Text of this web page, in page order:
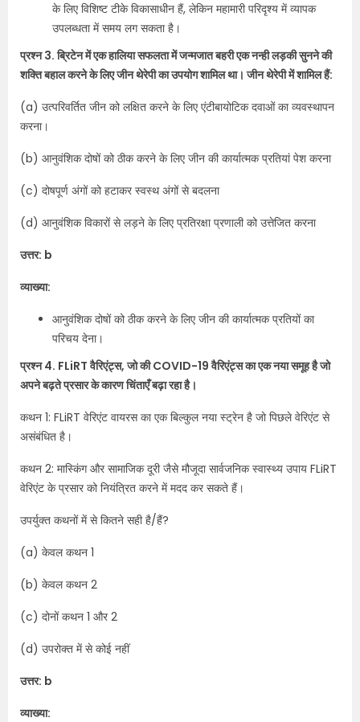
के लिए विशिष्ट टीके विकासाधीन हैं, लेकिन महामारी परिदृश्य में व्यापक
उपलब्धता में समय लग सकता है।
प्रश्न 3. ब्रिटेन में एक हालिया सफलता में जन्मजात बहरी एक नन्ही लड़की सुनने की
शक्ति बहाल करने के लिए जीन थेरेपी का उपयोग शामिल था। जीन थेरेपी में शामिल हैं:
(a) उत्परिवर्तित जीन को लक्षित करने के लिए एंटीबायोटिक दवाओं का व्यवस्थापन
करना।
(b) आनुवंशिक दोषों को ठीक करने के लिए जीन की कार्यात्मक प्रतियां पेश करना
(c) दोषपूर्ण अंगों को हटाकर स्वस्थ अंगों से बदलना
(d) आनुवंशिक विकारों से लड़ने के लिए प्रतिरक्षा प्रणाली को उत्तेजित करना
उत्तर: b
व्याख्या:
आनुवंशिक दोषों को ठीक करने के लिए जीन की कार्यात्मक प्रतियों का
परिचय देना।
प्रश्न 4. FLiRT वैरिएंट्स, जो की COVID-19 वैरिएंट्स का एक नया समूह है जो
अपने बढ़ते प्रसार के कारण चिंताएँ बढ़ा रहा है।
कथन 1: FLiRT वेरिएंट वायरस का एक बिल्कुल नया स्ट्रेन है जो पिछले वेरिएंट से
असंबंधित है।
कथन 2: मास्किंग और सामाजिक दूरी जैसे मौजूदा सार्वजनिक स्वास्थ्य उपाय FLiRT
वेरिएंट के प्रसार को नियंत्रित करने में मदद कर सकते हैं।
उपर्युक्त कथनों में से कितने सही है/हैं?
(a) केवल कथन 1
(b) केवल कथन 2
(c) दोनों कथन 1 और 2
(d) उपरोक्त में से कोई नहीं
उत्तर: b
व्याख्या: